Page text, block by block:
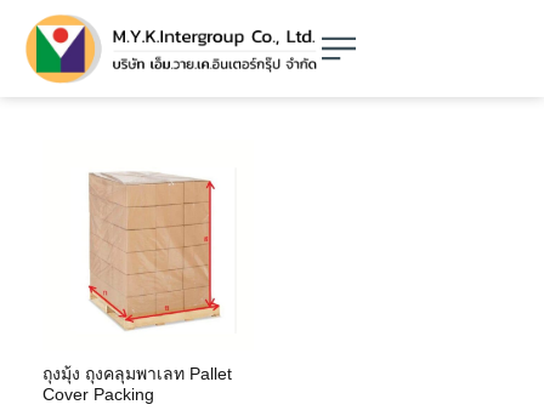
ถุงมุ้ง ถุงคลุมพาเลท Pallet
Cover Packing